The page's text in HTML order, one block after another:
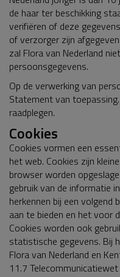
de haar ter beschikking
verifiëren of deze
of verzorger zijn
zal Flora van Nederland
persoonsgegevens.
Op de verwerking van
Statement van
raadplegen.
Cookies
Cookies vormen een
het web. Cookies zijn
browser worden
gebruik van de informatie
herkennen bij een volgend
aan te bieden en het voor
Cookies worden ook
statistische gegevens. Bij
Flora van Nederland en
11.7 Telecommunicatiewet